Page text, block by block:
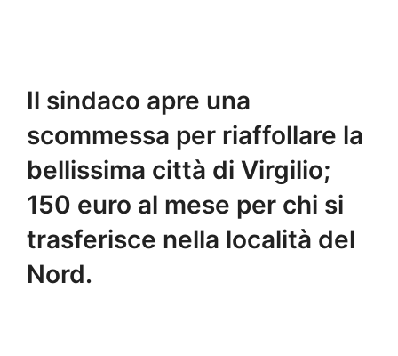
Il sindaco apre una
scommessa per riaffollare la
bellissima città di Virgilio;
150 euro al mese per chi si
trasferisce nella località del
Nord.